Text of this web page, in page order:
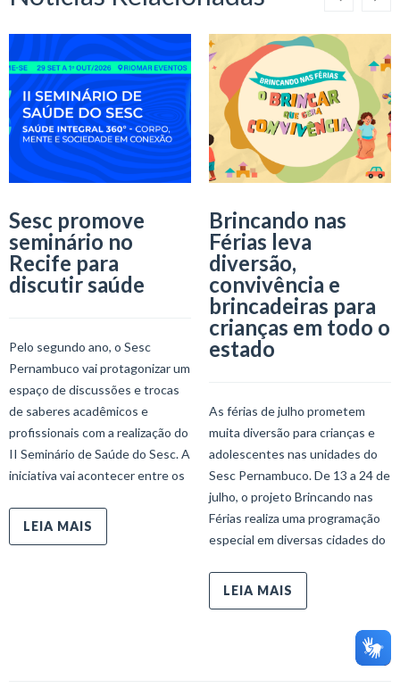
Sesc promove
seminário no
Recife para
discutir saúde
Pelo segundo ano, o Sesc
Pernambuco vai protagonizar um
espaço de discussões e trocas
de saberes acadêmicos e
profissionais com a realização do
II Seminário de Saúde do Sesc. A
iniciativa vai acontecer entre os
LEIA MAIS
Brincando nas
Férias leva
diversão,
convivência e
brincadeiras para
crianças em todo o
estado
As férias de julho prometem
muita diversão para crianças e
adolescentes nas unidades do
Sesc Pernambuco. De 13 a 24 de
julho, o projeto Brincando nas
Férias realiza uma programação
especial em diversas cidades do
LEIA MAIS